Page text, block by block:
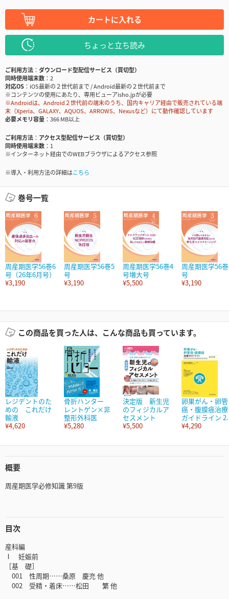
カートに入れる
ちょっと立ち読み
ご利用方法
ダウンロード型配信サービス（買切型）
同時使用端末数
2
対応OS
iOS最新の２世代前まで / Android最新の２世代前まで
※コンテンツの使用にあたり、専用ビューアisho.jpが必要
※Androidは、Android２世代前の端末のうち、国内キャリア経由で販売されている端
末（Xperia、GALAXY、AQUOS、ARROWS、Nexusなど）にて動作確認しています
必要メモリ容量
366 MB以上
ご利用方法
アクセス型配信サービス（買切型）
同時使用端末数
1
※インターネット経由でのWEBブラウザによるアクセス参照
※導入・利用方法の詳細はこちら
巻号一覧
周産期医学56巻6
号（26年6月号）
¥3,190
周産期医学56巻5
号
¥3,190
周産期医学56巻4
号増大号
¥5,500
周産期医学56
号
¥3,190
この商品を買った人は、こんな商品も買っています。
レジデントのた
めの これだけ
輸液
¥4,620
骨折ハンター
レントゲン×非
整形外科医
¥5,280
決定版 新生児
のフィジカルア
セスメント
¥5,500
卵巣がん・卵管
癌・腹膜癌治療
ガイドライン
¥4,290
概要
周産期医学必修知識 第9版
目次
産科編
Ⅰ 妊娠前
［基 礎］
001 性周期……桑原 慶充 他
002 受精・着床……松田 繁 他